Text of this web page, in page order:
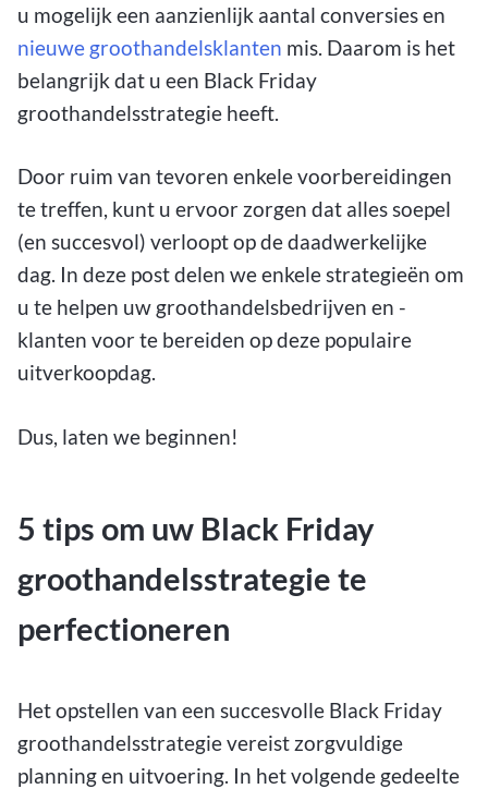
u mogelijk een aanzienlijk aantal conversies en
nieuwe groothandelsklanten mis. Daarom is het
belangrijk dat u een Black Friday
groothandelsstrategie heeft.
Door ruim van tevoren enkele voorbereidingen
te treffen, kunt u ervoor zorgen dat alles soepel
(en succesvol) verloopt op de daadwerkelijke
dag. In deze post delen we enkele strategieën om
u te helpen uw groothandelsbedrijven en -
klanten voor te bereiden op deze populaire
uitverkoopdag.
Dus, laten we beginnen!
5 tips om uw Black Friday
groothandelsstrategie te
perfectioneren
Het opstellen van een succesvolle Black Friday
groothandelsstrategie vereist zorgvuldige
planning en uitvoering. In het volgende gedeelte